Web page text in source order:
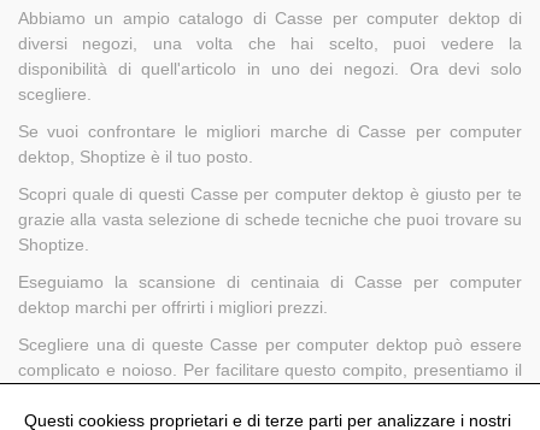
Abbiamo un ampio catalogo di Casse per computer dektop di
diversi negozi, una volta che hai scelto, puoi vedere la
disponibilità di quell'articolo in uno dei negozi. Ora devi solo
scegliere.
Se vuoi confrontare le migliori marche di Casse per computer
dektop, Shoptize è il tuo posto.
Scopri quale di questi Casse per computer dektop è giusto per te
grazie alla vasta selezione di schede tecniche che puoi trovare su
Shoptize.
Eseguiamo la scansione di centinaia di Casse per computer
dektop marchi per offrirti i migliori prezzi.
Scegliere una di queste Casse per computer dektop può essere
complicato e noioso. Per facilitare questo compito, presentiamo il
in modo rapido e semplice.
Questi cookiess proprietari e di terze parti per analizzare i nostri